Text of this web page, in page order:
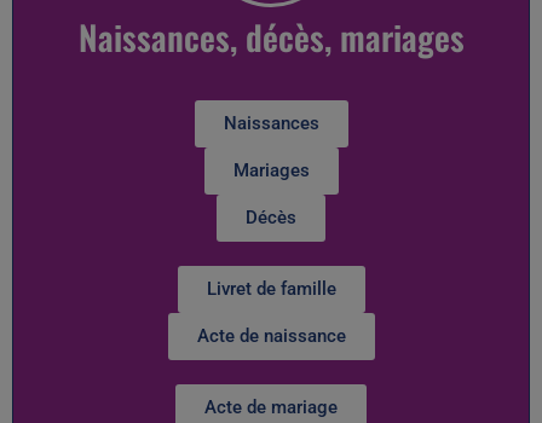
Naissances, décès, mariages
Naissances
Mariages
Décès
Livret de famille
Acte de naissance
Acte de mariage